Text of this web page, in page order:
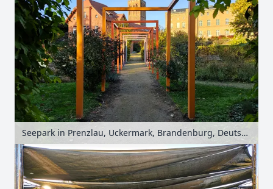
Seepark in Prenzlau, Uckermark, Brandenburg, Deutschland